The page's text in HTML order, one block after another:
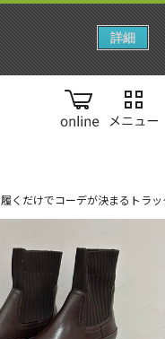
online
履くだけでコーデが決まるトラ
詳細